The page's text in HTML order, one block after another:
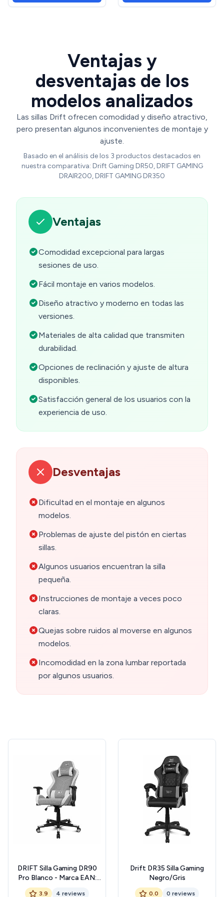
Cervical, Color Negro/Gris
120 kg, Mesh Transpirable –
Ventajas y
desventajas de los
modelos analizados
Las sillas Drift ofrecen comodidad y diseño atractivo,
pero presentan algunos inconvenientes de montaje y
ajuste.
Basado en el análisis de los 3 productos destacados en
nuestra comparativa: Drift Gaming DR50, DRIFT GAMING
DRAIR200, DRIFT GAMING DR350
Ventajas
Comodidad excepcional para largas
sesiones de uso.
Fácil montaje en varios modelos.
Diseño atractivo y moderno en todas las
versiones.
Materiales de alta calidad que transmiten
durabilidad.
Opciones de reclinación y ajuste de altura
disponibles.
Satisfacción general de los usuarios con la
experiencia de uso.
Desventajas
Dificultad en el montaje en algunos
modelos.
Problemas de ajuste del pistón en ciertas
sillas.
Algunos usuarios encuentran la silla
pequeña.
Instrucciones de montaje a veces poco
claras.
Quejas sobre ruidos al moverse en algunos
modelos.
Incomodidad en la zona lumbar reportada
por algunos usuarios.
DRIFT Silla Gaming DR90
Pro Blanco - Marca EAN:
8436587973826
3.9 4 reviews
Drift DR35 Silla Gaming
Negro/Gris
0.0 0 reviews